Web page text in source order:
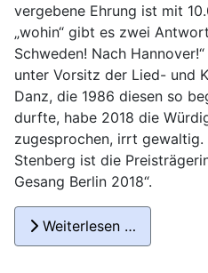
vergebene Ehrung ist mit
„wohin“ gibt es zwei
Schweden! Nach
unter Vorsitz der Lied- und
Danz, die 1986 diesen so
durfte, habe 2018 die
zugesprochen, irrt
Stenberg ist die
Gesang Berlin 2018“.
Weiterlesen …